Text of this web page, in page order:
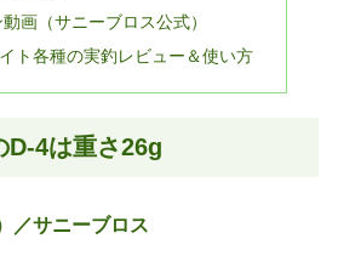
画（サニーブロス公式）
ト各種の実釣レビュー＆使い方
D-4は重さ26g
／サニーブロス